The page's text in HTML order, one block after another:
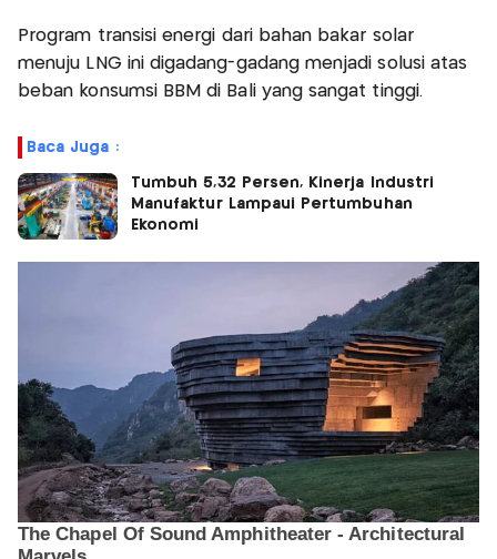
Program transisi energi dari bahan bakar solar
menuju LNG ini digadang-gadang menjadi solusi atas
beban konsumsi BBM di Bali yang sangat tinggi.
Baca Juga :
Tumbuh 5,32 Persen, Kinerja Industri
Manufaktur Lampaui Pertumbuhan
Ekonomi